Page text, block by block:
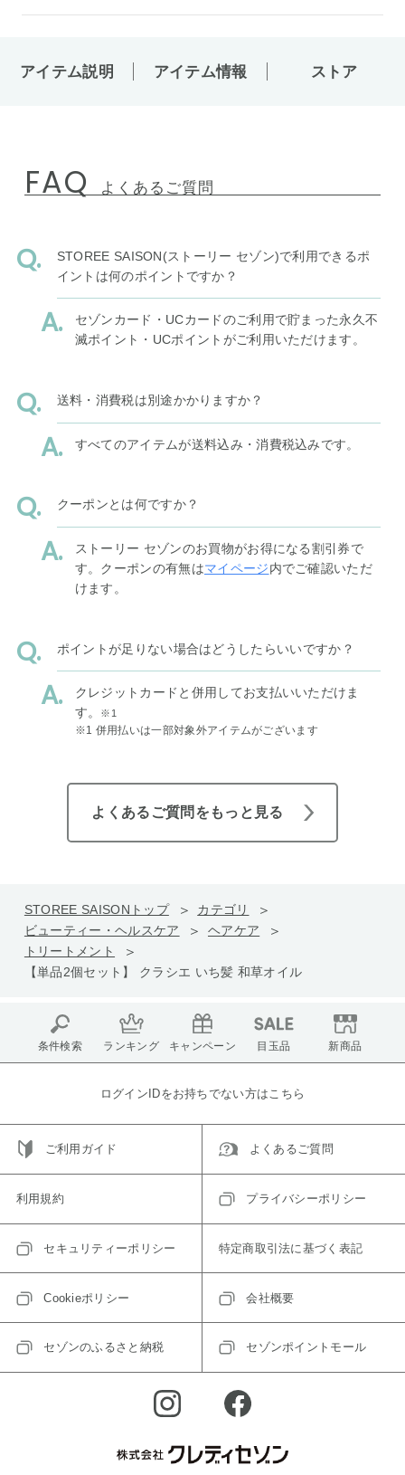
アイテム説明 アイテム情報 ストア
FAQ よくあるご質問
STOREE SAISON(ストーリー セゾン)で利用できるポ
イントは何のポイントですか？
セゾンカード・UCカードのご利用で貯まった永久不
滅ポイント・UCポイントがご利用いただけます。
送料・消費税は別途かかりますか？
すべてのアイテムが送料込み・消費税込みです。
クーポンとは何ですか？
ストーリー セゾンのお買物がお得になる割引券で
す。クーポンの有無はマイページ内でご確認いただ
けます。
ポイントが足りない場合はどうしたらいいですか？
クレジットカードと併用してお支払いいただけま
す。
※1
※1 併用払いは一部対象外アイテムがございます
よくあるご質問をもっと見る
STOREE SAISONトップ
カテゴリ
ビューティー・ヘルスケア
ヘアケア
トリートメント
【単品2個セット】 クラシエ いち髪 和草オイル
条件検索 ランキング キャンペーン 目玉品 新商品
ログインIDをお持ちでない方はこちら
ご利用ガイド よくあるご質問
利用規約 プライバシーポリシー
セキュリティーポリシー 特定商取引法に基づく表記
Cookieポリシー 会社概要
セゾンのふるさと納税 セゾンポイントモール